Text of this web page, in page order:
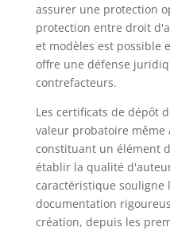
assurer une protection
protection entre droit
et modèles est possible
offre une défense
contrefacteurs.
Les certificats de dépôt
valeur probatoire même
constituant un élément
établir la qualité
caractéristique souligne
documentation
création, depuis les